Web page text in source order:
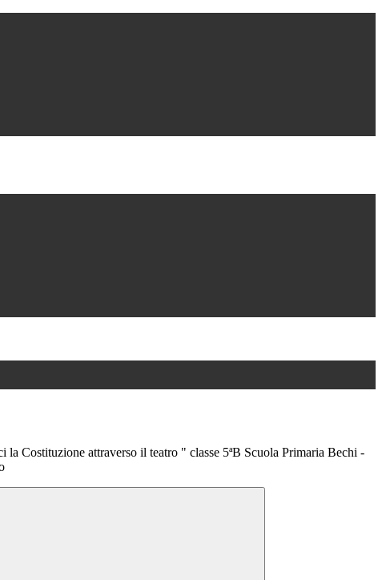
la Costituzione attraverso il teatro " classe 5ªB Scuola Primaria Bechi -